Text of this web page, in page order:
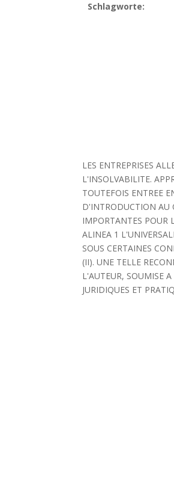
Schlagworte:
LES ENTREPRISES
L'INSOLVABILITE.
TOUTEFOIS ENTREE
D'INTRODUCTION AU
IMPORTANTES POUR
ALINEA 1
SOUS CERTAINES
(II). UNE TELLE
L'AUTEUR, SOUMISE
JURIDIQUES ET